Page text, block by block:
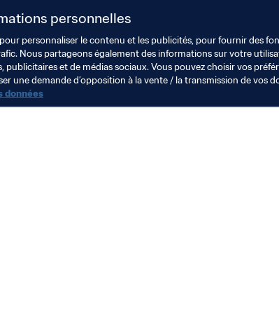
Organisation des compétitions
personnelles
personnaliser le contenu et les publicités, pour fournir des
Nous partageons également des informations sur votre
publicitaires et de médias sociaux. Vous pouvez choisir vos
une demande d’opposition à la vente / la transmission de vos
données